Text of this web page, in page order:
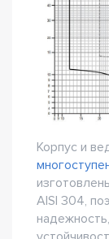
Корпус и
AISI 304,